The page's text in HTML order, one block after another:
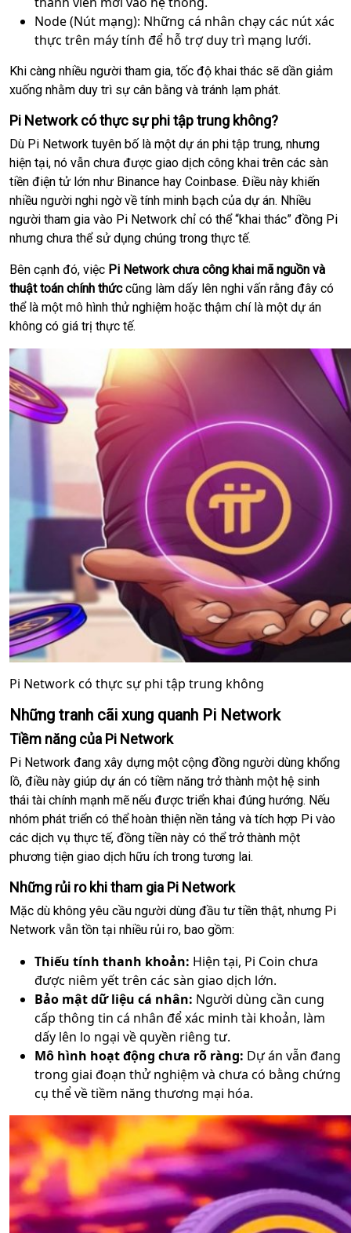
Node (Nút mạng): Những cá nhân chạy các nút xác
thực trên máy tính để hỗ trợ duy trì mạng lưới.
Khi càng nhiều người tham gia, tốc độ khai thác sẽ dần giảm
xuống nhằm duy trì sự cân bằng và tránh lạm phát.
Pi Network có thực sự phi tập trung không?
Dù Pi Network tuyên bố là một dự án phi tập trung, nhưng
hiện tại, nó vẫn chưa được giao dịch công khai trên các sàn
tiền điện tử lớn như Binance hay Coinbase. Điều này khiến
nhiều người nghi ngờ về tính minh bạch của dự án. Nhiều
người tham gia vào Pi Network chỉ có thể “khai thác” đồng Pi
nhưng chưa thể sử dụng chúng trong thực tế.
Bên cạnh đó, việc Pi Network chưa công khai mã nguồn và
thuật toán chính thứccũng làm dấy lên nghi vấn rằng đây có
thể là một mô hình thử nghiệm hoặc thậm chí là một dự án
không có giá trị thực tế.
Pi Network có thực sự phi tập trung không
Những tranh cãi xung quanh Pi Network
Tiềm năng của Pi Network
Pi Network đang xây dựng một cộng đồng người dùng khổng
lồ, điều này giúp dự án có tiềm năng trở thành một hệ sinh
thái tài chính mạnh mẽ nếu được triển khai đúng hướng. Nếu
nhóm phát triển có thể hoàn thiện nền tảng và tích hợp Pi vào
các dịch vụ thực tế, đồng tiền này có thể trở thành một
phương tiện giao dịch hữu ích trong tương lai.
Những rủi ro khi tham gia Pi Network
Mặc dù không yêu cầu người dùng đầu tư tiền thật, nhưng Pi
Network vẫn tồn tại nhiều rủi ro, bao gồm:
Thiếu tính thanh khoản: Hiện tại, Pi Coin chưa
được niêm yết trên các sàn giao dịch lớn.
Bảo mật dữ liệu cá nhân: Người dùng cần cung
cấp thông tin cá nhân để xác minh tài khoản, làm
dấy lên lo ngại về quyền riêng tư.
Mô hình hoạt động chưa rõ ràng: Dự án vẫn đang
trong giai đoạn thử nghiệm và chưa có bằng chứng
cụ thể về tiềm năng thương mại hóa.